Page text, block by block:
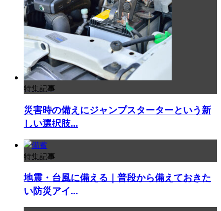
特集記事
災害時の備えにジャンプスターターという新
しい選択肢...
特集記事
地震・台風に備える｜普段から備えておきた
い防災アイ...